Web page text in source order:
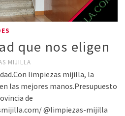
que nos eligen
MIJILLA
limpiezas mijilla, la
las mejores manos.Presupuesto
de
@limpiezas-mijilla